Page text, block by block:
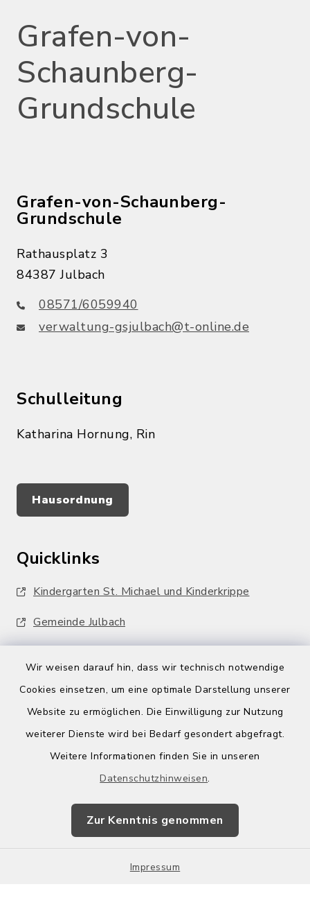
Wir weisen darauf hin, dass wir technisch notwendige
Cookies einsetzen, um eine optimale Darstellung unserer
Website zu ermöglichen. Die Einwilligung zur Nutzung
weiterer Dienste wird bei Bedarf gesondert abgefragt.
Weitere Informationen finden Sie in unseren
Datenschutzhinweisen.
Zur Kenntnis genommen
Impressum
Grafen-von-
Schaunberg-
Grundschule
Grafen-von-Schaunberg-
Grundschule
Rathausplatz 3
84387 Julbach
08571/6059940
verwaltung-gsjulbach@t-online.de
Schulleitung
Katharina Hornung, Rin
Hausordnung
Quicklinks
Kindergarten St. Michael und Kinderkrippe
Gemeinde Julbach
Barrierefreiheit
Impressum
Sitemap